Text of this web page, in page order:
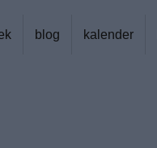
blog kalender